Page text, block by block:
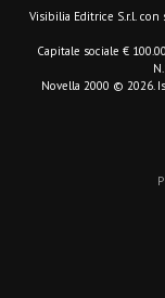
Visibilia Editrice S.r.l. con
Capitale sociale €
Novella 2000 © 2026.